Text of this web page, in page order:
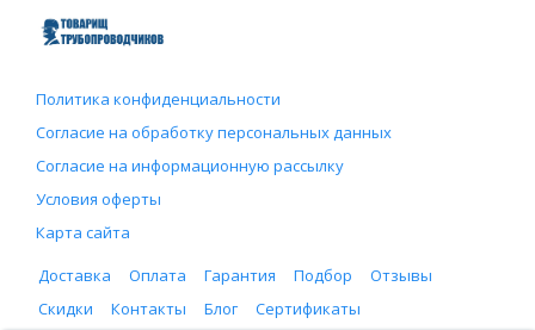
Политика конфиденциальности
Согласие на обработку персональных данных
Согласие на информационную рассылку
Условия оферты
Карта сайта
Доставка
Оплата Гарантия Подбор
Отзывы
Скидки
Контакты Блог Сертификаты